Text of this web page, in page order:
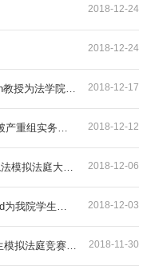
2018-12-24
2018-12-24
2018-12-17
2018-12-12
2018-12-06
2018-12-03
2018-11-30